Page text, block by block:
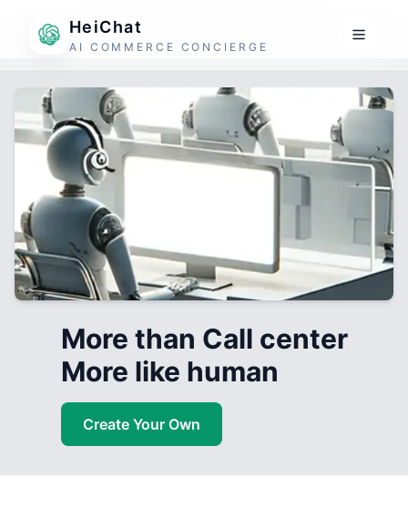
HeiChat
AI COMMERCE CONCIERGE
More than Call center
More like human
Create Your Own